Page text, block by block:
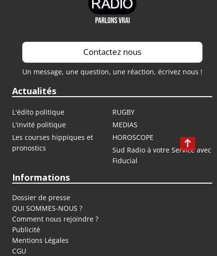
Contactez nous
Un message, une question, une réaction, écrivez nous !
Actualités
L'édito politique
RUGBY
L'invité politique
MEDIAS
Les courses hippiques et
pronostics
HOROSCOPE
Sud Radio à votre Service avec
Fiducial
Informations
Dossier de presse
QUI SOMMES-NOUS ?
Comment nous rejoindre ?
Publicité
Mentions Légales
CGU